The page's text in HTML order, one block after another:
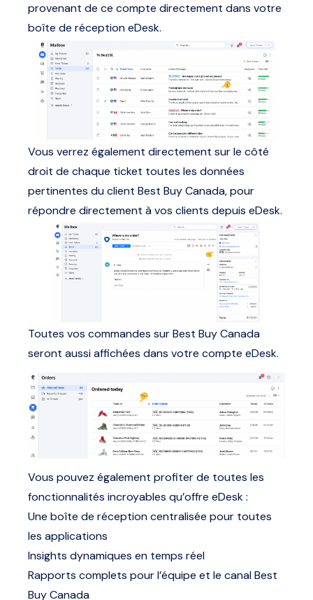
provenant de ce compte directement dans votre
boîte de réception eDesk.
Vous verrez également directement sur le côté
droit de chaque ticket toutes les données
pertinentes du client Best Buy Canada, pour
répondre directement à vos clients depuis eDesk.
Toutes vos commandes sur Best Buy Canada
seront aussi affichées dans votre compte eDesk.
Vous pouvez également profiter de toutes les
fonctionnalités incroyables qu’offre eDesk :
Une boîte de réception centralisée pour toutes
les applications
Insights dynamiques en temps réel
Rapports complets pour l’équipe et le canal Best
Buy Canada